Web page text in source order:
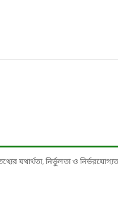
নির্ভুলতা ও নির্ভরযোগ্যতা